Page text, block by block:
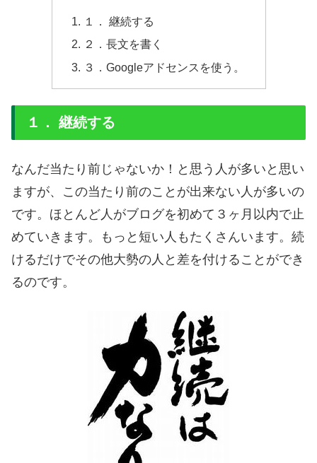
１． 継続する
２．長文を書く
３．Googleアドセンスを使う。
１． 継続する
なんだ当たり前じゃないか！と思う人が多いと思い
ますが、この当たり前のことが出来ない人が多いの
です。ほとんど人がブログを初めて３ヶ月以内で止
めていきます。もっと短い人もたくさんいます。続
けるだけでその他大勢の人と差を付けることができ
るのです。